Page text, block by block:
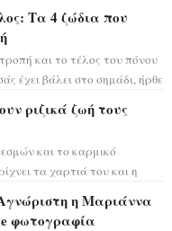
Τα 4 ζώδια που
και το τέλος του πόνου
έχει βάλει στο σημάδι, ήρθε
ριζικά ζωή τους
και το καρμικό
τα χαρτιά του και η
η Μαριάννα
φωτογραφία